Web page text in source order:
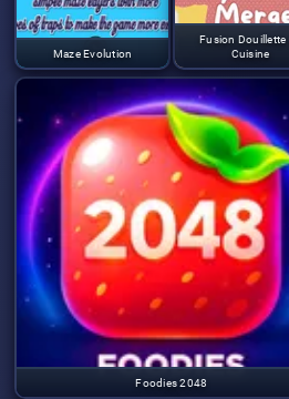
Maze Evolution
Fusion Douillette
Cuisine
Foodies 2048